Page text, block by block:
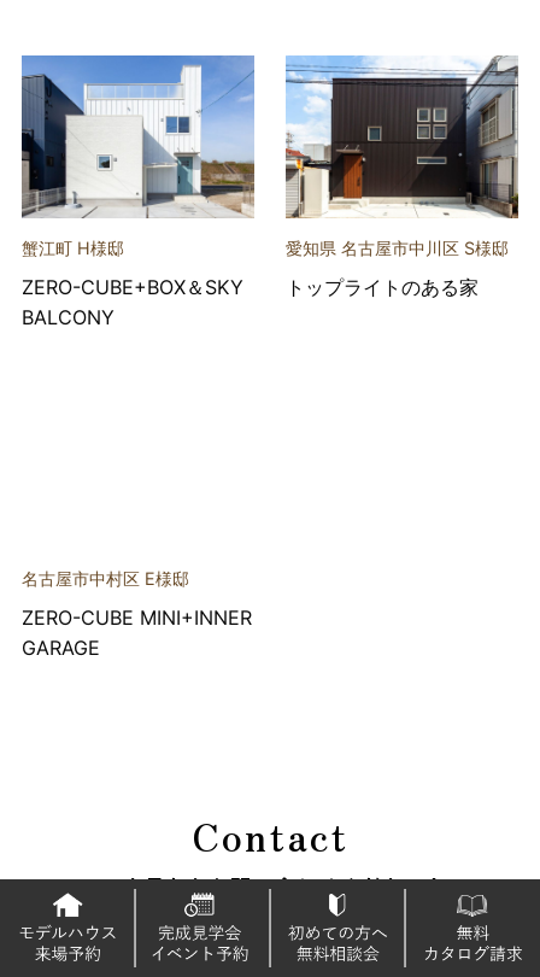
蟹江町 H様邸
ZERO-CUBE+BOX＆SKY
BALCONY
愛知県 名古屋市中川区 S様邸
トップライトのある家
名古屋市中村区 E様邸
ZERO-CUBE MINI+INNER
GARAGE
Contact
HPを見たとお問い合わせください！